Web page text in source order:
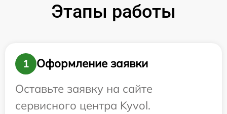
Этапы работы
1
Оформление заявки
Оставьте заявку на сайте
сервисного центра Kyvol.